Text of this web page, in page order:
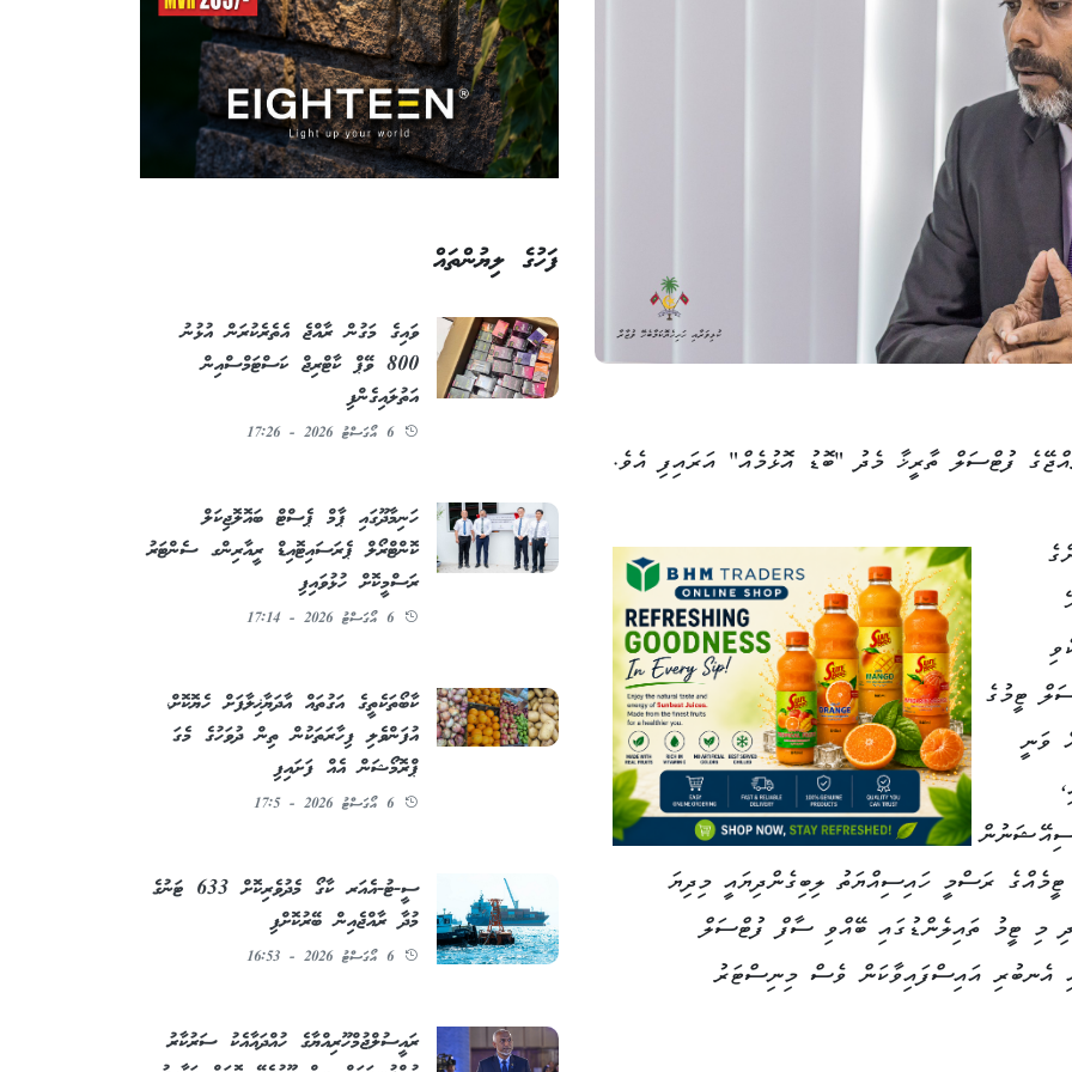
ފުޓްސަލް ތާރީޚާ މެދު "ބޮޑު އޮޅުމެއް" އަރައިފި އެވެ.
ޓީމުގެ
ވަނީ
ޓީމެއްގެ ރަސްމީ ހައިސިއްޔަތު ލިބިގެންދިޔައީ މިދިޔަ
އެވެ. އަދި މި ޓީމު ތައިލެންޑުގައި ބޭއްވި ސާފް ފުޓްސަލް
ނިންމައި ޖެނުއަރީ 12 ގައި އެނބުރި އައިސްފައިވާކަން ވެސް މިނިސްޓަރު
ފަހުގެ ލިޔުންތައް
ވައިގެ މަގުން ރާއްޖެ އެތެރެކުރަން އުޅުނު
800 ވޭޕް ކާޓްރިޖް ކަސްޓަމްސްއިން
އަތުލައިގެންފި
6 އޯގަސްޓު 2026 - 17:26
ހަނިމާދޫގައި ޕާމް ޕެސްޓް ބައޮލޮޖިކަލް
ކޮންޓްރޯލް ޕެރަސައިޓޮއިޑް ރީއާރިންގ ސެންޓަރު
ރަސްމީކޮށް ހުޅުވައިފި
6 އޯގަސްޓު 2026 - 17:14
ކާބޯތަކެތީގެ އަގުތައް އާދަޔާޚިލާފަށް ހެޔޮކޮށް،
އުފަންވެލި ފިހާރަތަކުން ތިން ދުވަހުގެ މެގަ
ޕްރޮމޯޝަން އެއް ފަށައިފި
6 އޯގަސްޓު 2026 - 17:5
ސީ-ޓު-އެއަރ ކާގޯ މެދުވެރިކޮށް 633 ޓަނުގެ
މުދާ ރާއްޖެއިން ބޭރުކޮށްފި
6 އޯގަސްޓު 2026 - 16:53
ރައީސުލްޖުމްހޫރިއްޔާގެ ހުއްދައާއެކު ސަރުކާރު